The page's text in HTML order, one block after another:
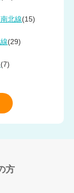
北線(15)
(29)
(7)
方